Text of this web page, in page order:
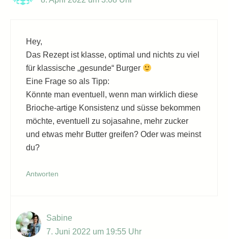
Hey,
Das Rezept ist klasse, optimal und nichts zu viel
für klassische „gesunde“ Burger
Eine Frage so als Tipp:
Könnte man eventuell, wenn man wirklich diese
Brioche-artige Konsistenz und süsse bekommen
möchte, eventuell zu sojasahne, mehr zucker
und etwas mehr Butter greifen? Oder was meinst
du?
Antworten
Sabine
7. Juni 2022 um 19:55 Uhr